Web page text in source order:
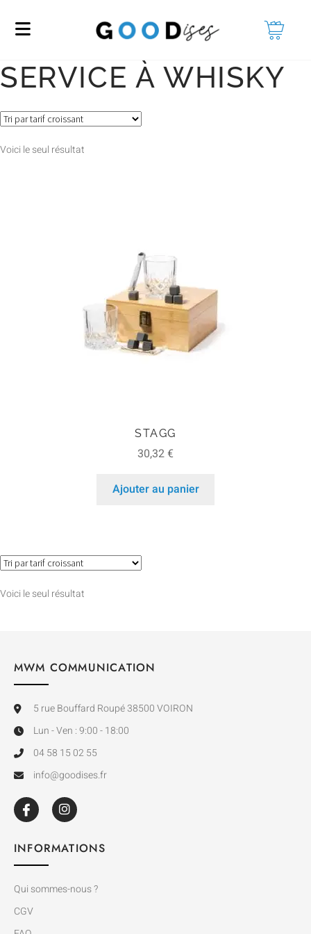
SERVICE À WHISKY
Voici le seul résultat
STAGG
30,32€
Ajouter au panier
Voici le seul résultat
MWM COMMUNICATION
5 rue Bouffard Roupé 38500 VOIRON
Lun - Ven : 9:00 - 18:00
04 58 15 02 55
info@goodises.fr
INFORMATIONS
Qui sommes-nous ?
CGV